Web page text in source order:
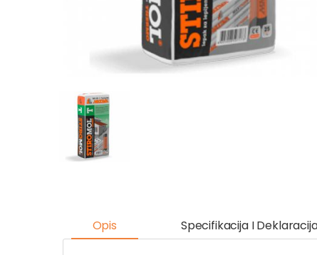
Opis Specifikacija I